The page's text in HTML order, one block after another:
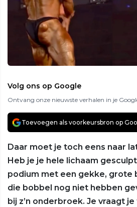
Volg ons op Google
Ontvang onze nieuwste verhalen in je
Toevoegen als voorkeursbron op
Daar moet je toch eens naar
Heb je je hele lichaam
podium met een gekke, grote
die bobbel nog niet hebben
bij z’n onderbroek. Je vraagt